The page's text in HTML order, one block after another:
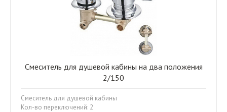
Смеситель для душевой кабины на два положения
2/150
Смеситель для душевой кабины
Кол-во переключений: 2